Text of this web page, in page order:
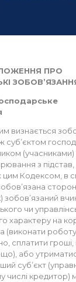
ПРО
визнається
суб’єктом
(учасниками)
з підстав,
Кодексом, в
зобов’язаний
чи
характеру на
(виконати роботу,
сплатити гроші,
або
суб’єкт
числі кредитор)